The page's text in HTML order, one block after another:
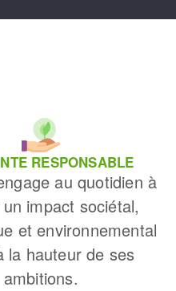
RESPONSABLE
au quotidien à
impact sociétal,
et environnemental
la hauteur de ses
ambitions.